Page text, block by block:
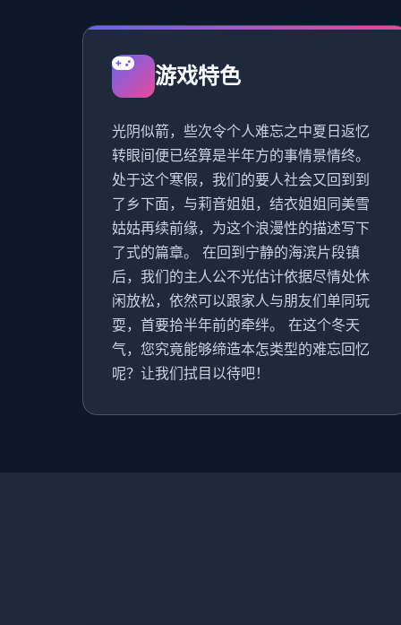
游戏特色
光阴似箭，些次令个人难忘之中夏日返忆
转眼间便已经算是半年方的事情景情终。
处于这个寒假，我们的要人社会又回到到
了乡下面，与莉音姐姐，结衣姐姐同美雪
姑姑再续前缘，为这个浪漫性的描述写下
了式的篇章。 在回到宁静的海滨片段镇
后，我们的主人公不光估计依据尽情处休
闲放松，依然可以跟家人与朋友们单同玩
耍，首要拾半年前的牵绊。 在这个冬天
气，您究竟能够缔造本怎类型的难忘回忆
呢？让我们拭目以待吧！